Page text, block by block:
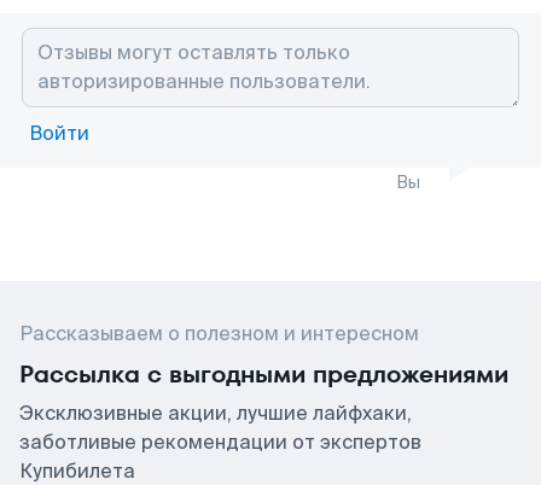
Войти
Вы
Рассказываем о полезном и интересном
Рассылка с выгодными предложениями
Эксклюзивные акции, лучшие лайфхаки,
заботливые рекомендации от экспертов
Купибилета